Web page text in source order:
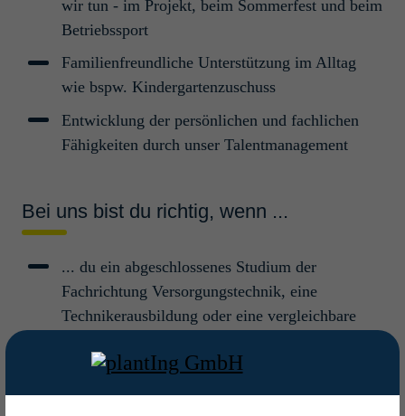
wir tun - im Projekt, beim Sommerfest und beim
Betriebssport
Familienfreundliche Unterstützung im Alltag
wie bspw. Kindergartenzuschuss
Entwicklung der persönlichen und fachlichen
Fähigkeiten durch unser Talentmanagement
Bei uns bist du richtig, wenn ...
... du ein abgeschlossenes Studium der
Fachrichtung Versorgungstechnik, eine
Technikerausbildung oder eine vergleichbare
... du mindestens fünf Jahre Berufserfahrung
sowie fundierte Kenntnisse in den beschriebenen
Technische Gebäudeausrüstung
Young Professionals/Professionals
Lead Engi­neer Bauin­ge­ni­eu­r­
wesen (m/w/d)
Köln, Deutschland
Lead Archi­tekt (m/w/d)
Bautechnik Professionals/Senior Professionals
Köln, Deutschland
Lead Engi­neer Elek­tro­technik
(m/w/d)